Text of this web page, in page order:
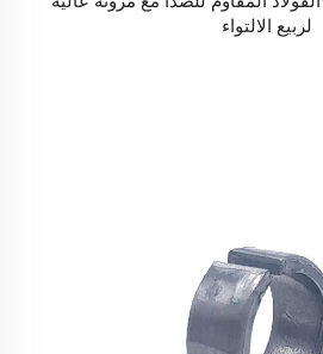
لربيع الالتواء